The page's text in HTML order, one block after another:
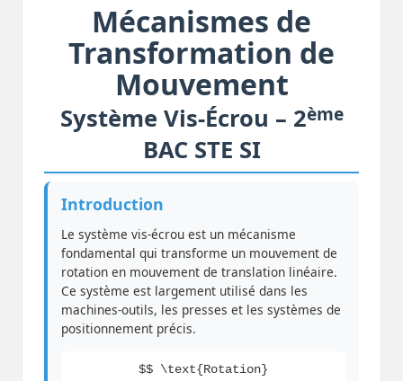
Mécanismes de
Transformation de
Mouvement
Système Vis-Écrou – 2ème
BAC STE SI
Introduction
Le système vis-écrou est un mécanisme
fondamental qui transforme un mouvement de
rotation en mouvement de translation linéaire.
Ce système est largement utilisé dans les
machines-outils, les presses et les systèmes de
positionnement précis.
$$ \text{Rotation}